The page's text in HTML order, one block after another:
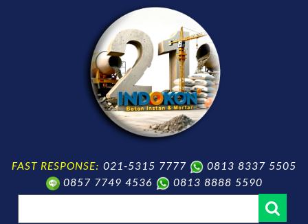
FAST RESPONSE: 021-5315 7777
0813 8337 5505
0857 7749 4536
0813 8888 5590